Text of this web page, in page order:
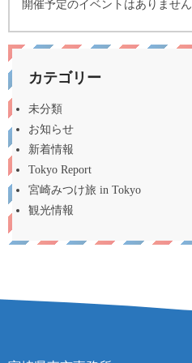
開催予定のイベントはありません
カテゴリー
未分類
お知らせ
新着情報
Tokyo Report
宮崎みつけ旅 in Tokyo
観光情報